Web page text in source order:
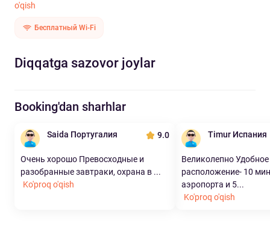
o'qish
Бесплатный Wi-Fi
Diqqatga sazovor joylar
Booking'dan sharhlar
Saida Португалия 9.0
Очень хорошо Превосходные и
разобранные завтраки, охрана в ...
Ko'proq o'qish
Timur Испания
Великолепно Удобное
расположение- 10
аэропорта и 5...
Ko'proq o'qish